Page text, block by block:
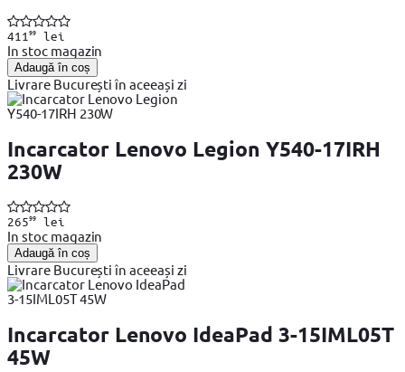
411 99lei
In stoc magazin
Adaugă în coș
Livrare București în aceeași zi
Incarcator Lenovo Legion Y540-17IRH
230W
26599lei
In stoc magazin
Adaugă în coș
Livrare București în aceeași zi
Incarcator Lenovo IdeaPad 3-15IML05T
45W